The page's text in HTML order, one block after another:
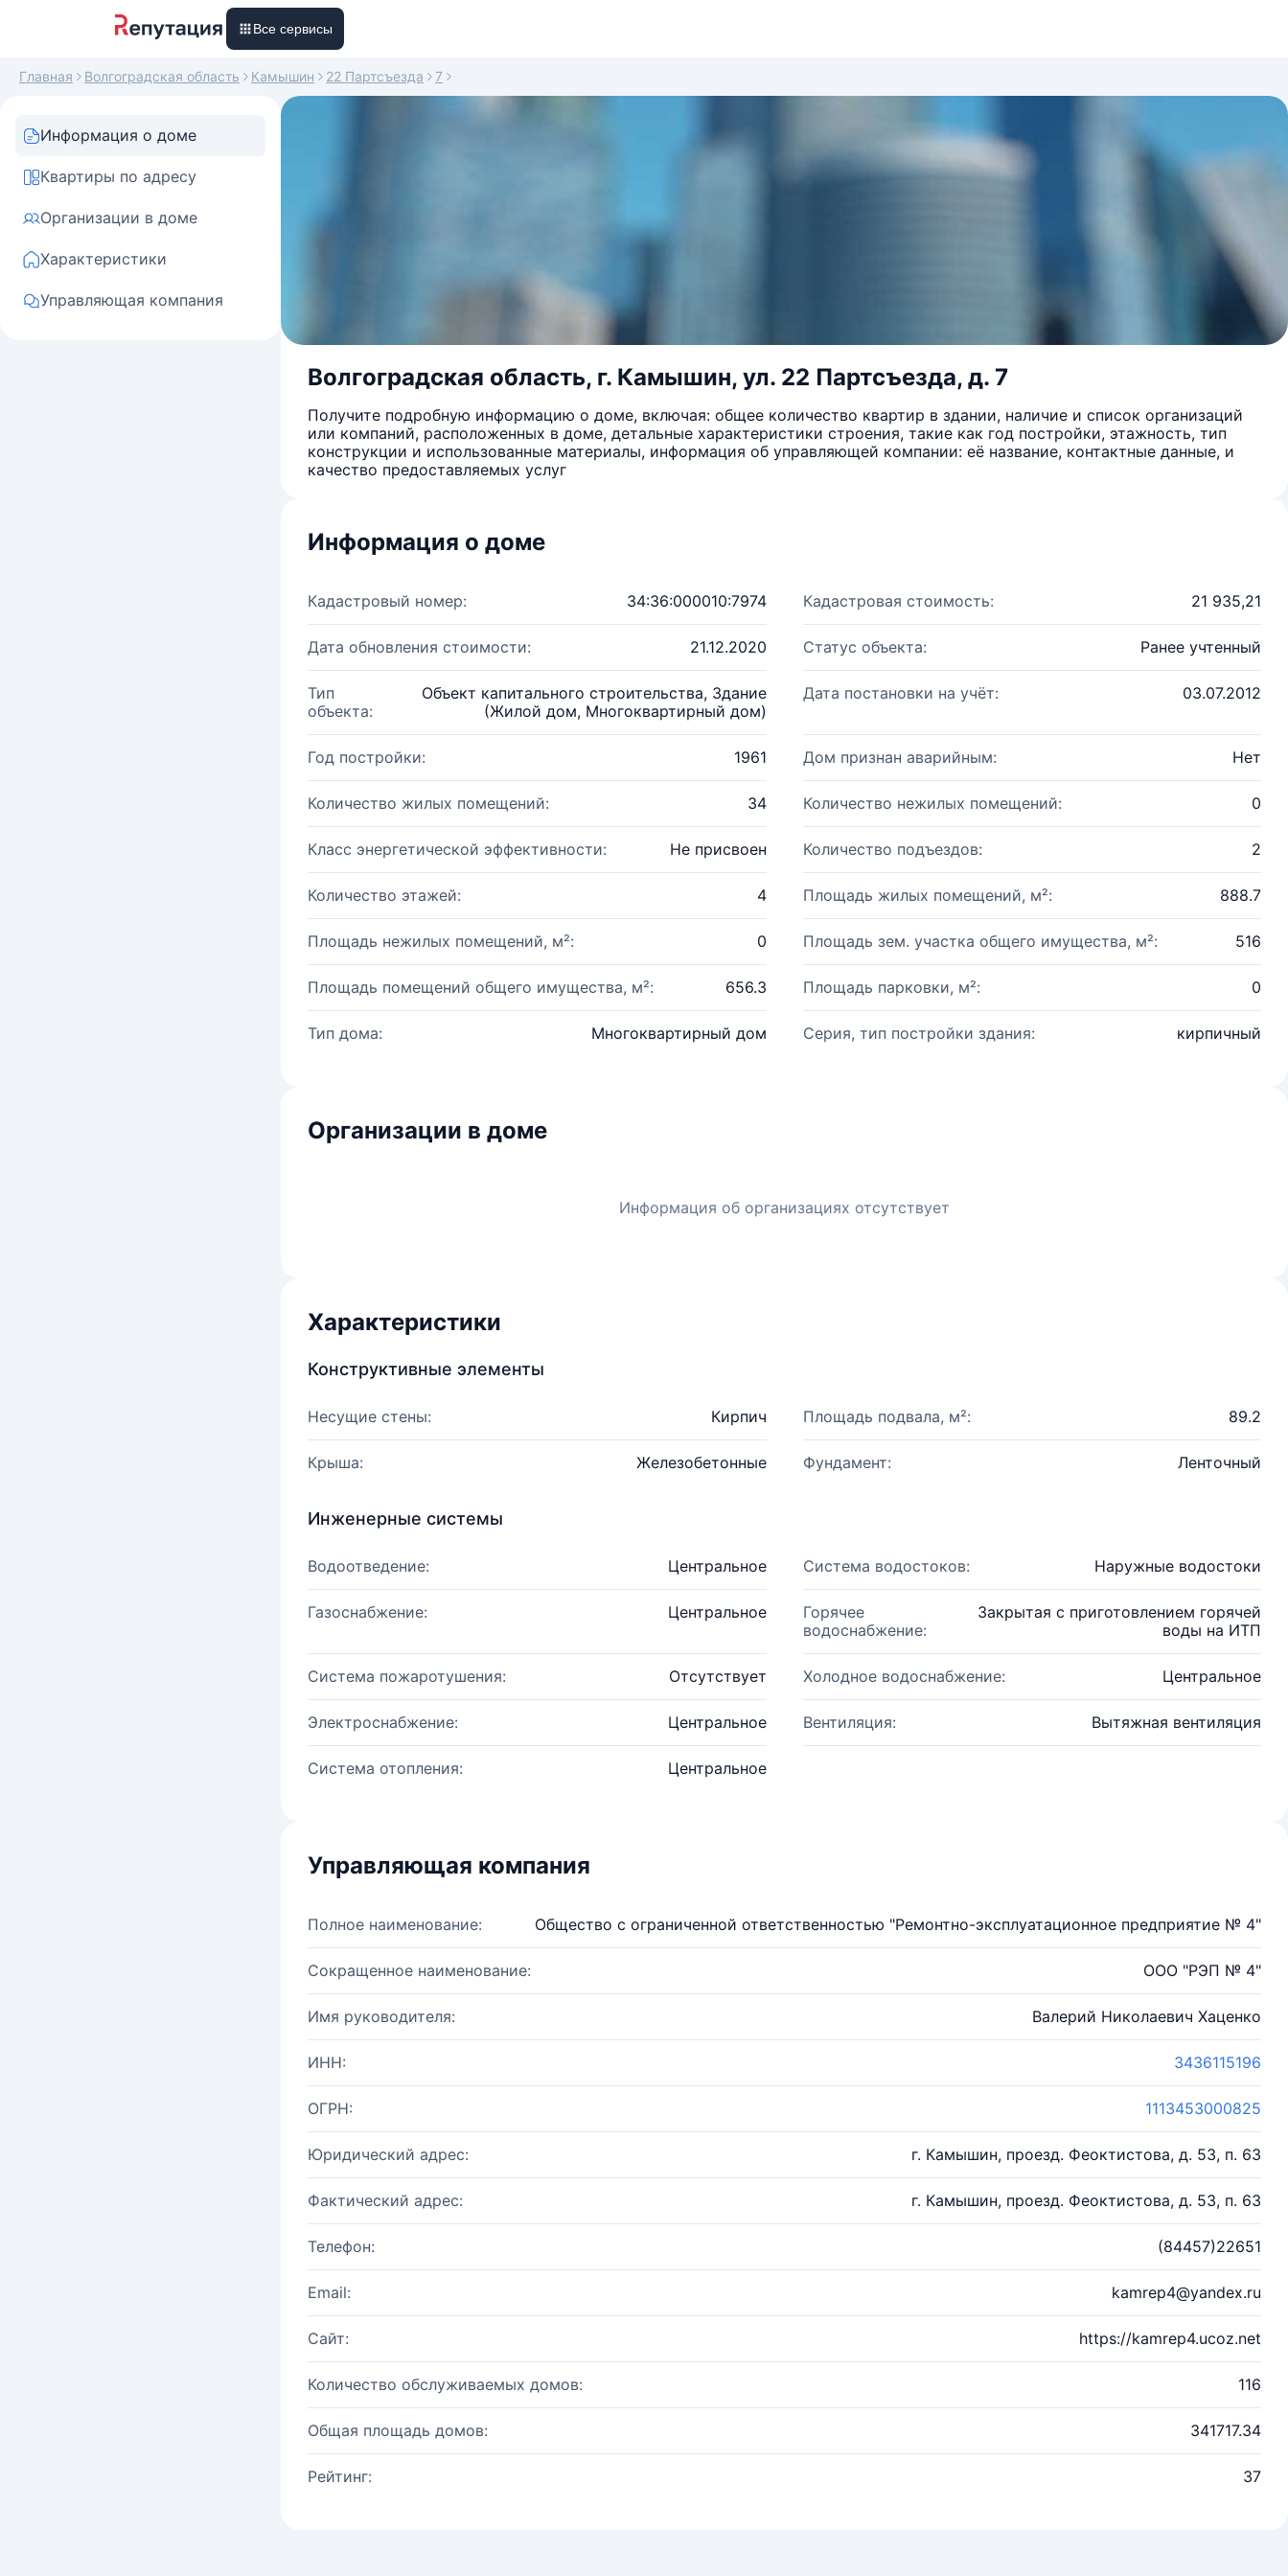
Все сервисы
Главная Волгоградская область Камышин 22 Партсъезда 7
Информация о доме
Квартиры по адресу
Организации в доме
Характеристики
Управляющая компания
Волгоградская область, г. Камышин, ул. 22 Партсъезда, д. 7
Получите подробную информацию о доме, включая: общее количество квартир в здании, наличие и список организаций
или компаний, расположенных в доме, детальные характеристики строения, такие как год постройки, этажность, тип
конструкции и использованные материалы, информация об управляющей компании: её название, контактные данные, и
качество предоставляемых услуг
Информация о доме
Кадастровый номер: 34:36:000010:7974 Кадастровая стоимость: 21 935,21
Дата обновления стоимости: 21.12.2020 Статус объекта: Ранее учтенный
Тип
объекта:
Объект капитального строительства, Здание
(Жилой дом, Многоквартирный дом)
Дата постановки на учёт: 03.07.2012
Год постройки: 1961 Дом признан аварийным: Нет
Количество жилых помещений: 34 Количество нежилых помещений: 0
Класс энергетической эффективности: Не присвоен Количество подъездов: 2
Количество этажей: 4 Площадь жилых помещений, м²: 888.7
Площадь нежилых помещений, м²: 0 Площадь зем. участка общего имущества, м²: 516
Площадь помещений общего имущества, м²: 656.3 Площадь парковки, м²: 0
Тип дома: Многоквартирный дом Серия, тип постройки здания: кирпичный
Организации в доме
Информация об организациях отсутствует
Характеристики
Конструктивные элементы
Несущие стены: Кирпич Площадь подвала, м²: 89.2
Крыша: Железобетонные Фундамент: Ленточный
Инженерные системы
Водоотведение: Центральное Система водостоков: Наружные водостоки
Газоснабжение: Центральное
Горячее
водоснабжение:
Закрытая с приготовлением горячей
воды на ИТП
Система пожаротушения: Отсутствует Холодное водоснабжение: Центральное
Электроснабжение: Центральное Вентиляция: Вытяжная вентиляция
Система отопления: Центральное
Управляющая компания
Полное наименование: Общество с ограниченной ответственностью "Ремонтно-эксплуатационное предприятие № 4"
Сокращенное наименование: ООО "РЭП № 4"
Имя руководителя: Валерий Николаевич Хаценко
ИНН: 3436115196
ОГРН: 1113453000825
Юридический адрес: г. Камышин, проезд. Феоктистова, д. 53, п. 63
Фактический адрес: г. Камышин, проезд. Феоктистова, д. 53, п. 63
Телефон: (84457)22651
Email: kamrep4@yandex.ru
Сайт: https://kamrep4.ucoz.net
Количество обслуживаемых домов: 116
Общая площадь домов: 341717.34
Рейтинг: 37